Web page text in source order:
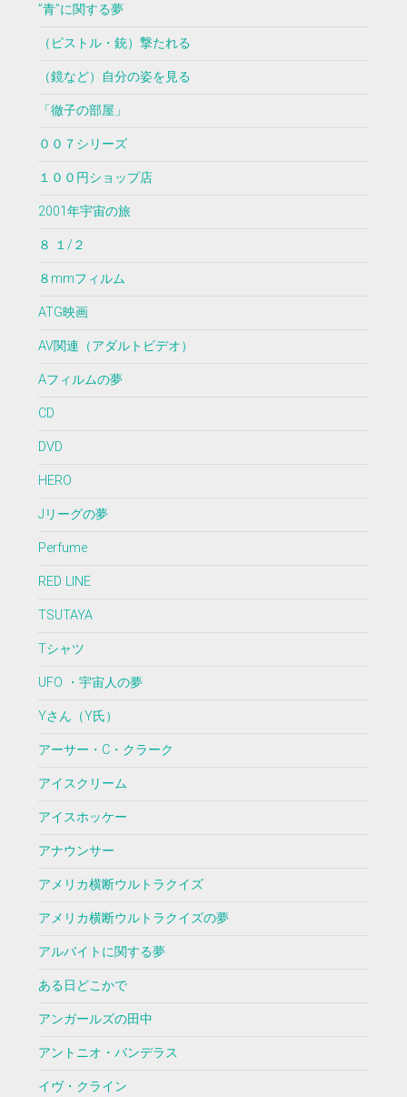
”青”に関する夢
（ピストル・銃）撃たれる
（鏡など）自分の姿を見る
「徹子の部屋」
００７シリーズ
１００円ショップ店
2001年宇宙の旅
８ １/２
８mmフィルム
ATG映画
AV関連（アダルトビデオ）
Aフィルムの夢
CD
DVD
HERO
Jリーグの夢
Perfume
RED LINE
TSUTAYA
Tシャツ
UFO ・宇宙人の夢
Yさん（Y氏）
アーサー・C・クラーク
アイスクリーム
アイスホッケー
アナウンサー
アメリカ横断ウルトラクイズ
アメリカ横断ウルトラクイズの夢
アルバイトに関する夢
ある日どこかで
アンガールズの田中
アントニオ・バンデラス
イヴ・クライン